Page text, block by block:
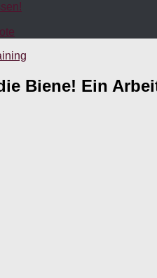
Biene! Ein